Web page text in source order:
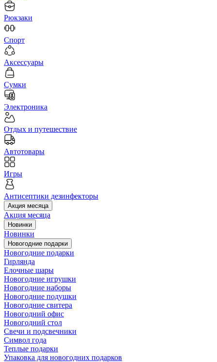
Рюкзаки
Спорт
Аксессуары
Сумки
Электроника
Отдых и путешествие
Автотовары
Игры
Антисептики дезинфекторы
Акция месяца
Акция месяца
Новинки
Новинки
Новогодние подарки
Новогодние подарки
Гирлянда
Елочные шары
Новогодние игрушки
Новогодние наборы
Новогодние подушки
Новогодние свитера
Новогодний офис
Новогодний стол
Свечи и подсвечники
Символ года
Теплые подарки
Упаковка для новогодних подарков